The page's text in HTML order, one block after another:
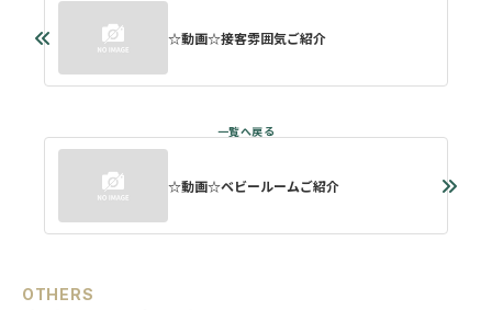
☆動画☆接客雰囲気ご紹介
☆動画☆ベビールームご紹介
OTHERS